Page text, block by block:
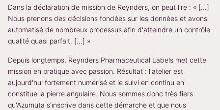
Dans la déclaration de mission de Reynders, on peut lire : « […]
Nous prenons des décisions fondées sur les données et avons
automatisé de nombreux processus afin d'atteindre un contrôle
qualité quasi parfait. […] »
Depuis longtemps, Reynders Pharmaceutical Labels met cette
mission en pratique avec passion. Résultat : l'atelier est
aujourd'hui fortement numérisé et le suivi en continu en
constitue la pierre angulaire. Nous sommes donc très fiers
qu'Azumuta s'inscrive dans cette démarche et que nous